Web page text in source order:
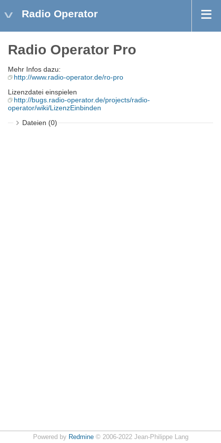
Radio Operator
Radio Operator Pro
Mehr Infos dazu:
http://www.radio-operator.de/ro-pro
Lizenzdatei einspielen
http://bugs.radio-operator.de/projects/radio-
operator/wiki/LizenzEinbinden
Dateien (0)
Powered by Redmine© 2006-2022 Jean-Philippe Lang